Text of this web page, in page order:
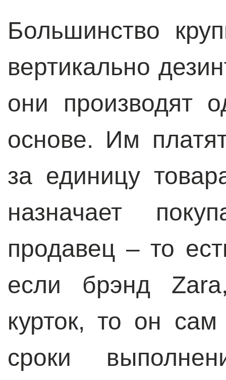
Большинство
вертикально
они производят
основе. Им
за единицу
назначает
продавец – то
если брэнд
курток, то он
сроки